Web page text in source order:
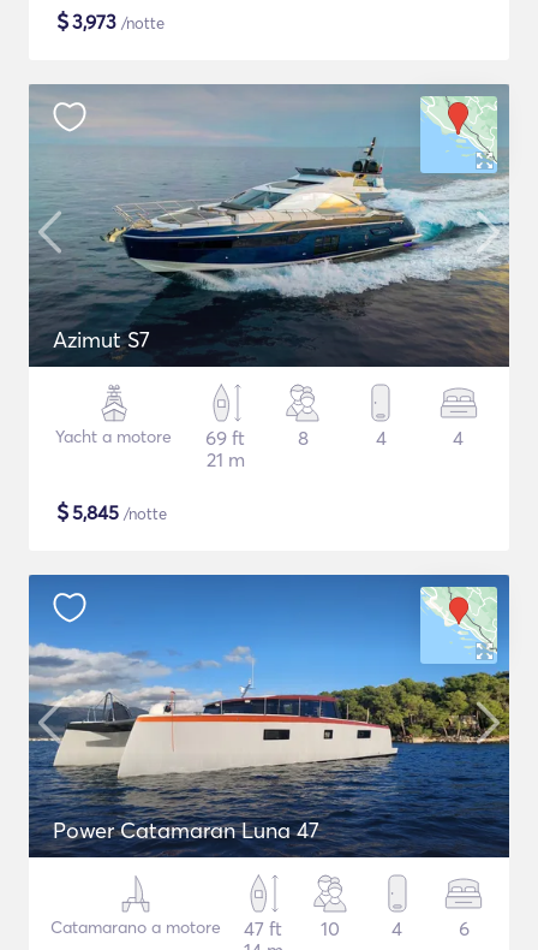
$3,973 /notte
Azimut S7
Yacht a motore
69 ft
21 m
8 4 4
$5,845 /notte
Power Catamaran Luna 47
Catamarano a motore
47 ft
10 4 6